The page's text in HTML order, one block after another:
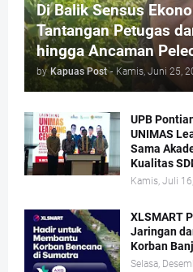
Di Balik Sensus
Tantangan Petugas
hingga Ancaman
by Kapuas Post - Kamis, Juni 25,
UPB
UNIMAS
Sama
Kualitas
Kamis, Juli
XLSMART
Jaringan
Korban
Selasa,